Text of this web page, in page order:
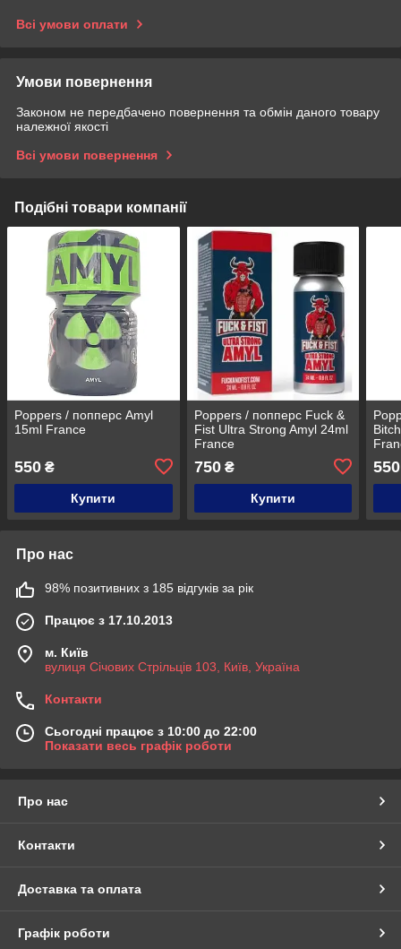
Всі умови оплати
Умови повернення
Законом не передбачено повернення та обмін даного товару
належної якості
Всі умови повернення
Подібні товари компанії
Poppers / попперс Amyl
15ml France
550 ₴
Купити
Poppers / попперс Fuck &
Fist Ultra Strong Amyl 24ml
France
750₴
Купити
550
Про нас
98% позитивних з 185 відгуків за рік
Працює з 17.10.2013
м. Київ
вулиця Січових Стрільців 103, Київ, Україна
Контакти
Сьогодні працює з 10:00 до 22:00
Показати весь графік роботи
Про нас
Контакти
Доставка та оплата
Графік роботи